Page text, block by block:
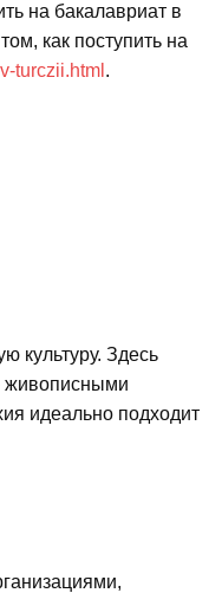
на бакалавриат в
как поступить на
turczii.html .
культуру. Здесь
живописными
идеально подходит